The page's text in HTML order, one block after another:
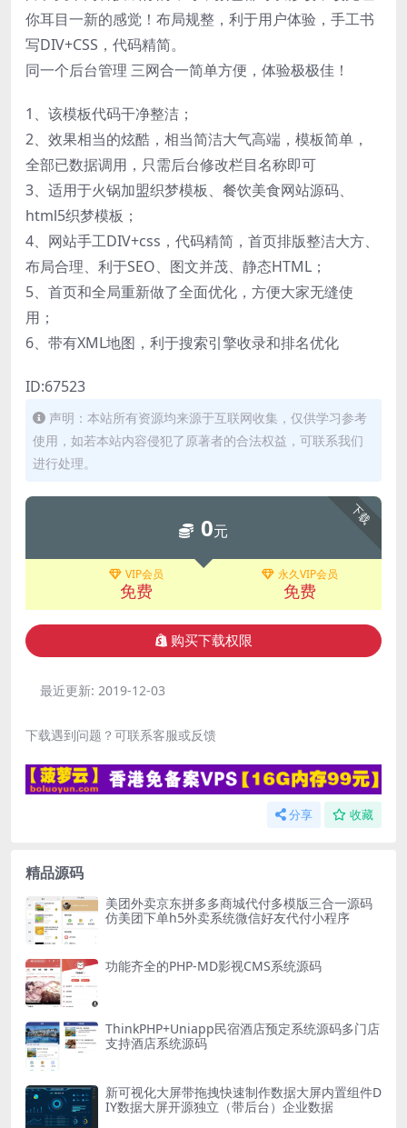
你耳目一新的感觉！布局规整，利于用户体验，手工书
写DIV+CSS，代码精简。
同一个后台管理 三网合一简单方便，体验极极佳！
1、该模板代码干净整洁；
2、效果相当的炫酷，相当简洁大气高端，模板简单，
全部已数据调用，只需后台修改栏目名称即可
3、适用于火锅加盟织梦模板、餐饮美食网站源码、
html5织梦模板；
4、网站手工DIV+css，代码精简，首页排版整洁大方、
布局合理、利于SEO、图文并茂、静态HTML；
5、首页和全局重新做了全面优化，方便大家无缝使
用；
6、带有XML地图，利于搜索引擎收录和排名优化
ID:67523
声明：本站所有资源均来源于互联网收集，仅供学习参考
使用，如若本站内容侵犯了原著者的合法权益，可联系我们
进行处理。
下载
0元
VIP会员
免费
永久VIP会员
免费
购买下载权限
最近更新: 2019-12-03
下载遇到问题？可联系客服或反馈
分享 收藏
精品源码
美团外卖京东拼多多商城代付多模版三合一源码
仿美团下单h5外卖系统微信好友代付小程序
功能齐全的PHP-MD影视CMS系统源码
ThinkPHP+Uniapp民宿酒店预定系统源码多门店
支持酒店系统源码
新可视化大屏带拖拽快速制作数据大屏内置组件D
IY数据大屏开源独立（带后台）企业数据